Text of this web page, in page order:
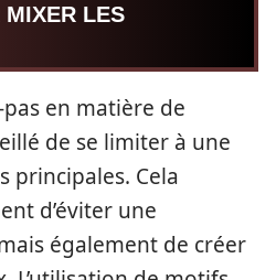
MIXER LES
en matière de
de se limiter à une
principales. Cela
d’éviter une
également de créer